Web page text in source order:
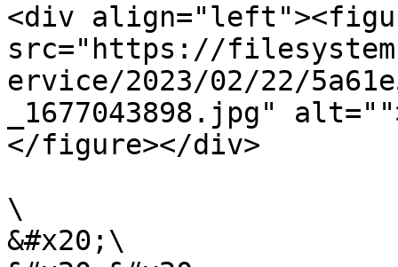
<div
src="https://
ervice/2023/02/22/
_1677043898.jpg"
</figure></div>
\
&#x20;\